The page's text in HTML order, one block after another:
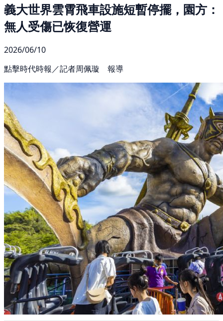
義大世界雲霄飛車設施短暫停擺，園方：
無人受傷已恢復營運
2026/06/10
點擊時代時報／記者周佩璇 報導